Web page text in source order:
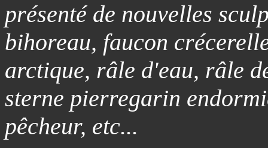
présenté de nouvelles
bihoreau, faucon
arctique, râle d'eau, râle
sterne pierregarin
pêcheur, etc...